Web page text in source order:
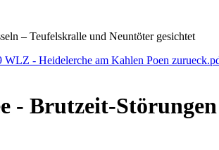
– Teufelskralle und Neuntöter gesichtet
WLZ - Heidelerche am Kahlen Poen
- Brutzeit-